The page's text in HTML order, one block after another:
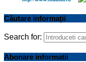
Căutare informații
Search for:
Abonare informatii